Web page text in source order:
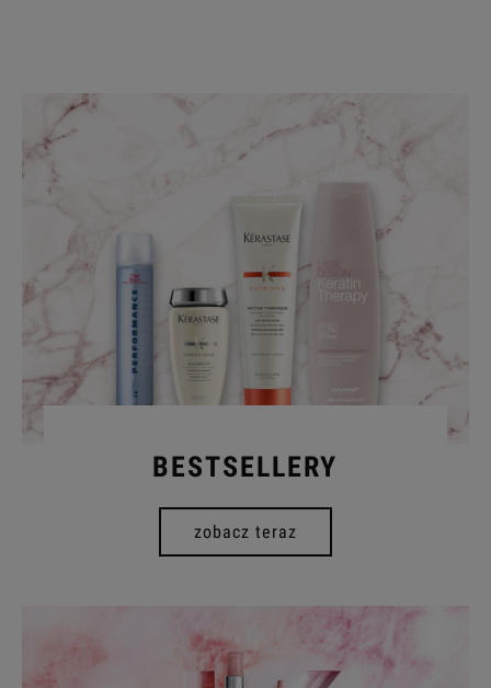
BESTSELLERY
zobacz teraz